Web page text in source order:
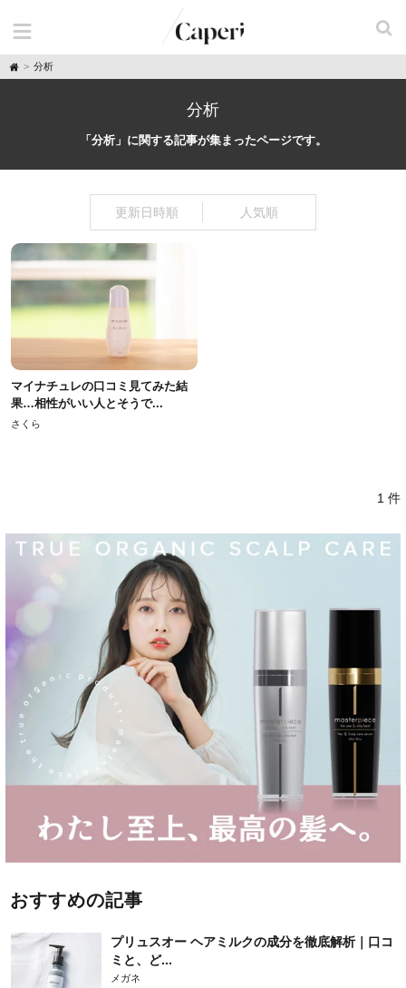
H
o
分析
分析
「分析」に関する記事が集まったページです。
更新日時順 人気順
マイナチュレの口コミ見てみた結
果…相性がいい人とそうで...
さくら
1 件
おすすめの記事
プリュスオー ヘアミルクの成分を徹底解析｜口コ
ミと、ど...
メガネ